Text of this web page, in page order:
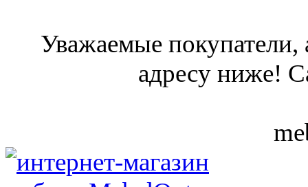
Уважаемые покупатели,
адресу ниже!